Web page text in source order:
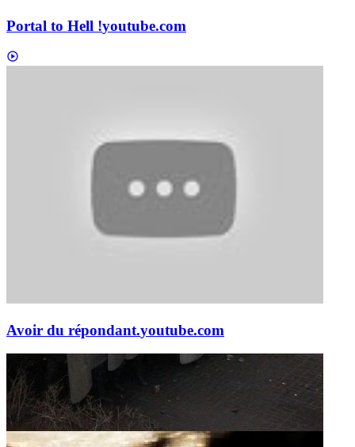
Portal to Hell !youtube.com
Avoir du répondant.youtube.com